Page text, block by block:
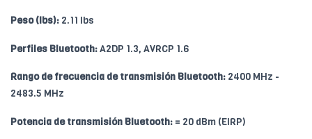
Peso (lbs): 2.11 lbs
Perfiles Bluetooth:A2DP 1.3, AVRCP 1.6
Rango de frecuencia de transmisión Bluetooth: 2400 MHz -
2483.5 MHz
Potencia de transmisión Bluetooth: = 20 dBm (EIRP)